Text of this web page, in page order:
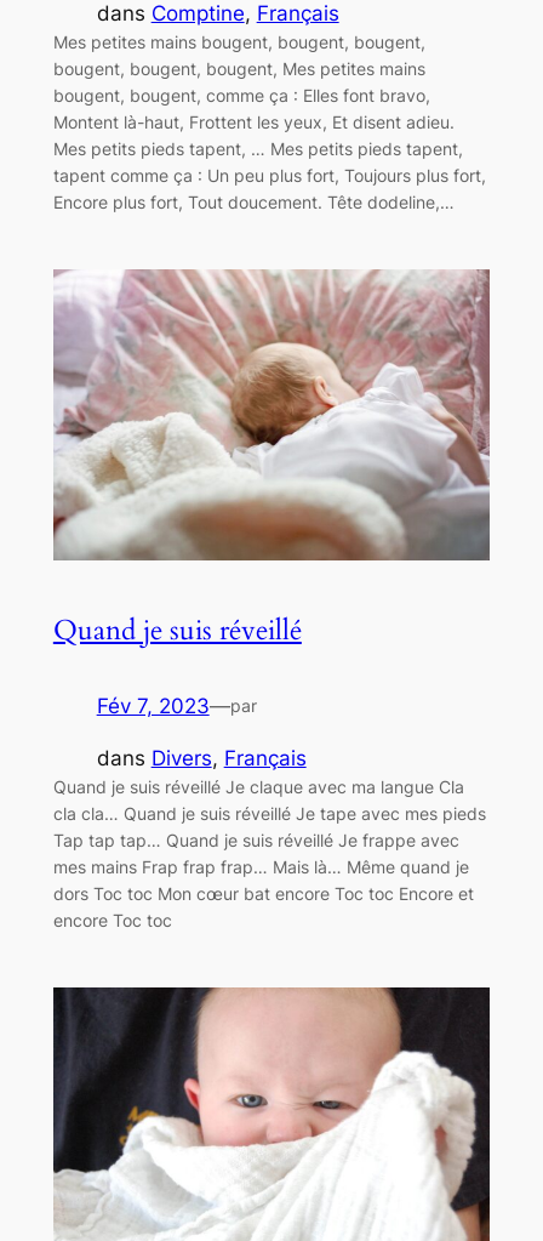
dans Comptine, Français
Mes petites mains bougent, bougent, bougent,
bougent, bougent, bougent, Mes petites mains
bougent, bougent, comme ça : Elles font bravo,
Montent là-haut, Frottent les yeux, Et disent adieu.
Mes petits pieds tapent, … Mes petits pieds tapent,
tapent comme ça : Un peu plus fort, Toujours plus fort,
Encore plus fort, Tout doucement. Tête dodeline,…
Quand je suis réveillé
Fév 7, 2023—par
dans Divers, Français
Quand je suis réveillé Je claque avec ma langue Cla
cla cla… Quand je suis réveillé Je tape avec mes pieds
Tap tap tap… Quand je suis réveillé Je frappe avec
mes mains Frap frap frap… Mais là… Même quand je
dors Toc toc Mon cœur bat encore Toc toc Encore et
encore Toc toc